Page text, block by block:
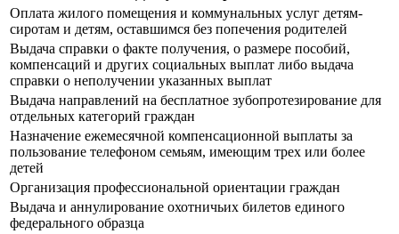
Оплата жилого помещения и коммунальных услуг детям-
сиротам и детям, оставшимся без попечения родителей
Выдача справки о факте получения, о размере пособий,
компенсаций и других социальных выплат либо выдача
справки о неполучении указанных выплат
Выдача направлений на бесплатное зубопротезирование для
отдельных категорий граждан
Назначение ежемесячной компенсационной выплаты за
пользование телефоном семьям, имеющим трех или более
детей
Организация профессиональной ориентации граждан
Выдача и аннулирование охотничьих билетов единого
федерального образца